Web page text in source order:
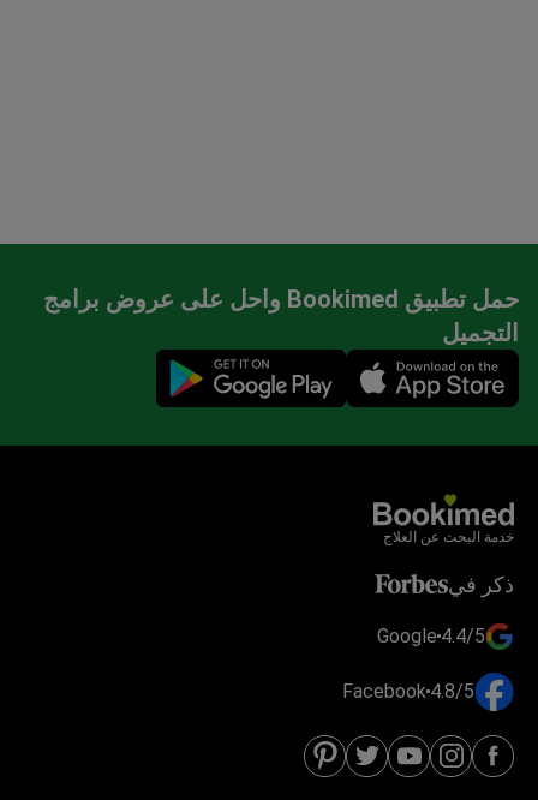
حمل تطبيق Bookimed واحل على عروض برامج
التجميل
Mobile app illustration
خدمة البحث عن العلاج
ذكر في
4.4/5
Google
4.8/5
Facebook